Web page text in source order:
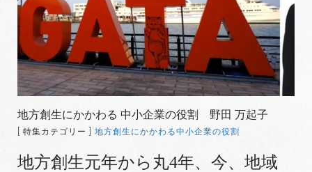
地方創生にかかわる 中小企業の役割 野田 万起子
[ 特集カテゴリー ] 地方創生にかかわる中小企業の役割
地方創生元年から丸4年、今、地域